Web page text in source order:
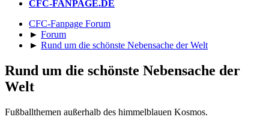
CFC-FANPAGE.DE
CFC-Fanpage Forum
► Forum
► Rund um die schönste Nebensache der Welt
Rund um die schönste Nebensache der
Welt
Fußballthemen außerhalb des himmelblauen Kosmos.